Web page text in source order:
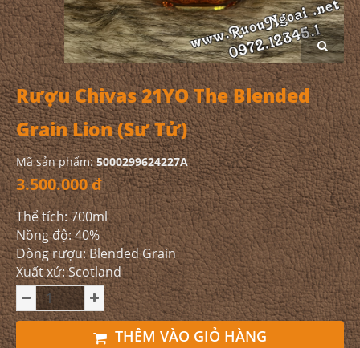
Rượu Chivas 21YO The Blended
Grain Lion (Sư Tử)
Mã sản phẩm:5000299624227A
3.500.000 đ
Thể tích: 700ml
Nồng độ: 40%
Dòng rượu: Blended Grain
Xuất xứ: Scotland
THÊM VÀO GIỎ HÀNG